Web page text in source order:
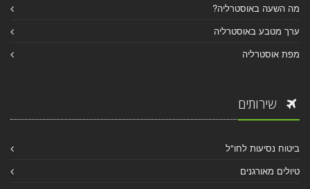
מה השעה באוסטרליה?
ערך מטבע באוסטרליה
מפת אוסטרליה
שירותים
ביטוח נסיעות לחו"ל
טיולים מאורגנים